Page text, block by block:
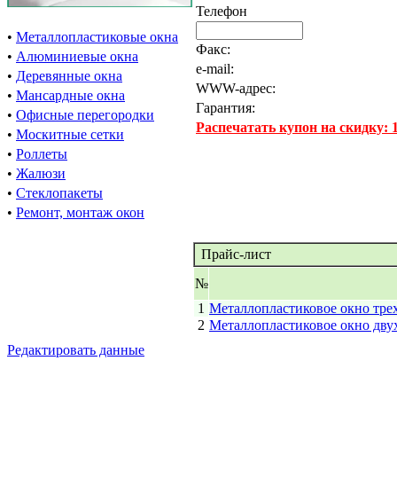
• Металлопластиковые окна
• Алюминиевые окна
• Деревянные окна
• Мансардные окна
• Офисные перегородки
• Москитные сетки
• Роллеты
• Жалюзи
• Стеклопакеты
• Ремонт, монтаж окон
Телефон
Факс:
e-mail:
WWW-адрес:
Гарантия:
Распечатать купон на скидку:
Прайс-лист
№
1 Металлопластиковое окно
2 Металлопластиковое окно
Редактировать данные